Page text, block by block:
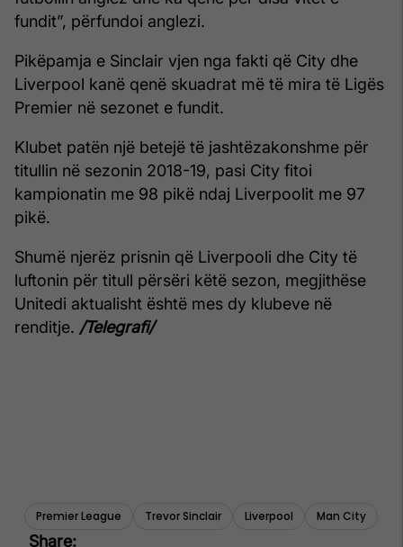
fundit”, përfundoi anglezi.
Pikëpamja e Sinclair vjen nga fakti që City dhe
Liverpool kanë qenë skuadrat më të mira të Ligës
Premier në sezonet e fundit.
Klubet patën një betejë të jashtëzakonshme për
titullin në sezonin 2018-19, pasi City fitoi
kampionatin me 98 pikë ndaj Liverpoolit me 97
pikë.
Shumë njerëz prisnin që Liverpooli dhe City të
luftonin për titull përsëri këtë sezon, megjithëse
Unitedi aktualisht është mes dy klubeve në
renditje. /Telegrafi/
Premier League Trevor Sinclair Liverpool Man City